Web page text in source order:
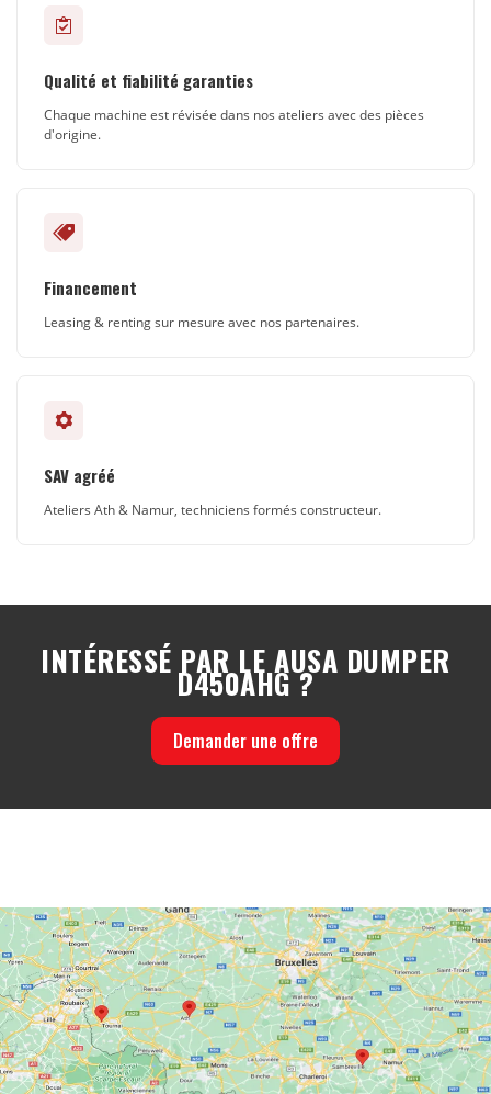
Qualité et fiabilité garanties
Chaque machine est révisée dans nos ateliers avec des pièces
d'origine.
Financement
Leasing & renting sur mesure avec nos partenaires.
SAV agréé
Ateliers Ath & Namur, techniciens formés constructeur.
INTÉRESSÉ PAR LE AUSA DUMPER
D450AHG ?
Demander une offre